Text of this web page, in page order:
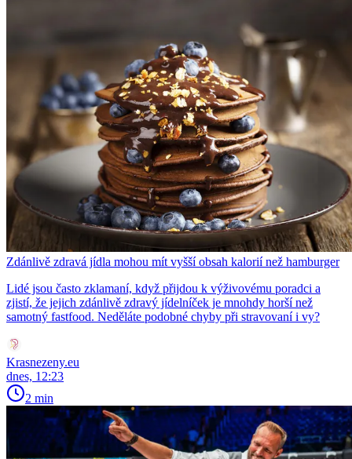
Zdánlivě zdravá jídla mohou mít vyšší obsah kalorií než hamburger
Lidé jsou často zklamaní, když přijdou k výživovému poradci a
zjistí, že jejich zdánlivě zdravý jídelníček je mnohdy horší než
samotný fastfood. Neděláte podobné chyby při stravovaní i vy?
Krasnezeny.eu
dnes, 12:23
2 min